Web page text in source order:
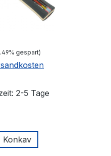
gespart)
2-5 Tage
Konkav